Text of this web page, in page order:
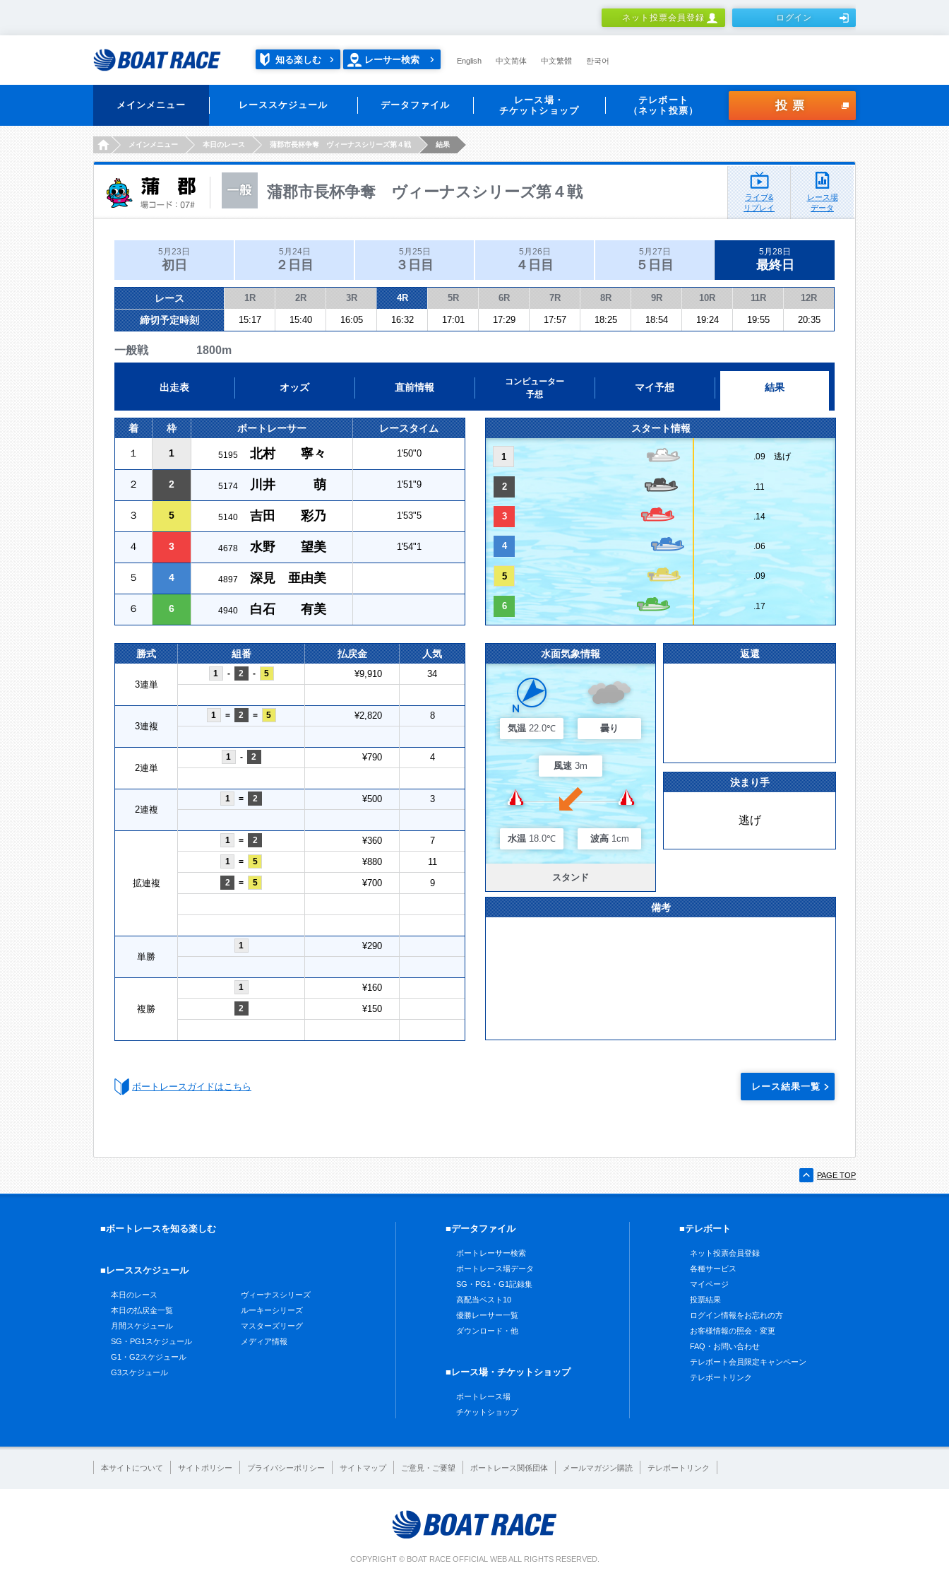
ネット投票会員登録 ログイン
知る楽しむ レーサー検索 English 中文简体 中文繁體 한국어
メインメニュー レーススケジュール データファイル
レース場・
チケットショップ
テレボート
（ネット投票）
投票
HOMEメインメニュー 本日のレース 蒲郡市長杯争奪 ヴィーナスシリーズ第４戦 結果
蒲郡市長杯争奪 ヴィーナスシリーズ第４戦
ライブ&
リプレイ
レース場
データ
5月23日
初日
5月24日
２日目
5月25日
３日目
5月26日
４日目
5月27日
５日目
5月28日
最終日
レース 1R 2R 3R 4R 5R 6R 7R 8R 9R 10R 11R 12R
締切予定時刻 15:17 15:40 16:05 16:32 17:01 17:29 17:57 18:25 18:54 19:24 19:55 20:35
一般戦 1800m
出走表 オッズ 直前情報
コンピューター
予想
マイ予想 結果
着 枠 ボートレーサー レースタイム
１ 1 5195 北村 寧々 1'50"0
２ 2 5174 川井 萌 1'51"9
３ 5 5140 吉田 彩乃 1'53"5
４ 3 4678 水野 望美 1'54"1
５ 4 4897 深見 亜由美
６ 6 4940 白石 有美
スタート情報
1 .09 逃げ
2 .11
3 .14
4 .06
5 .09
6 .17
勝式 組番 払戻金 人気
3連単
1 - 2 - 5 ¥9,910 34
3連複
1 = 2 = 5 ¥2,820 8
2連単
1 - 2 ¥790 4
2連複
1 = 2 ¥500 3
拡連複
1 = 2 ¥360 7
1 = 5 ¥880 11
2 = 5 ¥700 9
単勝
1 ¥290
複勝
1 ¥160
2 ¥150
水面気象情報
気温 22.0℃ 曇り
風速 3m
水温 18.0℃ 波高 1cm
スタンド
返還
決まり手
逃げ
備考
ボートレースガイドはこちら レース結果一覧
PAGE TOP
■ボートレースを知る楽しむ
■レーススケジュール
本日のレース
本日の払戻金一覧
月間スケジュール
SG・PG1スケジュール
G1・G2スケジュール
G3スケジュール
ヴィーナスシリーズ
ルーキーシリーズ
マスターズリーグ
メディア情報
■データファイル
ボートレーサー検索
ボートレース場データ
SG・PG1・G1記録集
高配当ベスト10
優勝レーサー一覧
ダウンロード・他
■レース場・チケットショップ
ボートレース場
チケットショップ
■テレボート
ネット投票会員登録
各種サービス
マイページ
投票結果
ログイン情報をお忘れの方
お客様情報の照会・変更
FAQ・お問い合わせ
テレボート会員限定キャンペーン
テレボートリンク
本サイトについて サイトポリシー プライバシーポリシー サイトマップ ご意見・ご要望 ボートレース関係団体 メールマガジン購読 テレボートリンク
COPYRIGHT © BOAT RACE OFFICIAL WEB ALL RIGHTS RESERVED.